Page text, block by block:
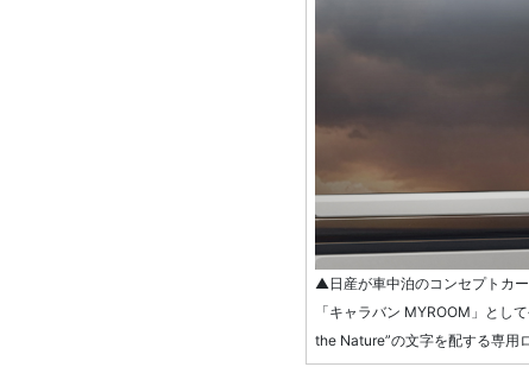
▲日産が車中泊のコンセプトカ
「キャラバン MYROOM」とし
the Nature”の文字を配する専用